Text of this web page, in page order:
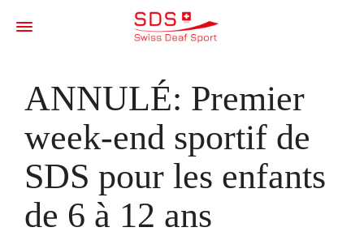
ANNULÉ: Premier
week-end sportif de
SDS pour les enfants
de 6 à 12 ans